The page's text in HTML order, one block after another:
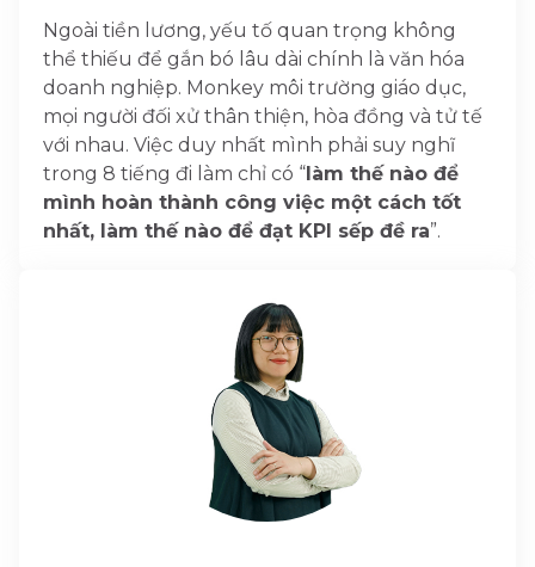
Ngoài tiền lương, yếu tố quan trọng không
thể thiếu để gắn bó lâu dài chính là văn hóa
doanh nghiệp. Monkey môi trường giáo dục,
mọi người đối xử thân thiện, hòa đồng và tử tế
với nhau. Việc duy nhất mình phải suy nghĩ
trong 8 tiếng đi làm chỉ có “làm thế nào để
mình hoàn thành công việc một cách tốt
nhất, làm thế nào để đạt KPI sếp đề ra”.